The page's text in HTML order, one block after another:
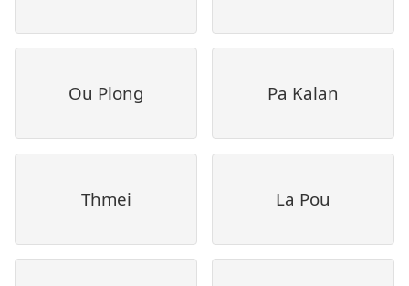
Ou Plong Pa Kalan
Thmei La Pou